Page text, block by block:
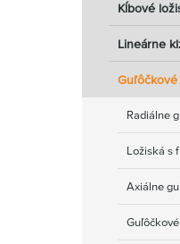
Kĺbové
Lineárne
Guľôčkové
Radiálne
Ložiská s
Axiálne